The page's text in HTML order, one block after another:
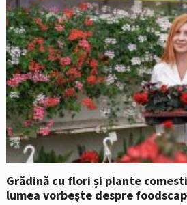
Grădină cu flori și plante
lumea vorbește despre